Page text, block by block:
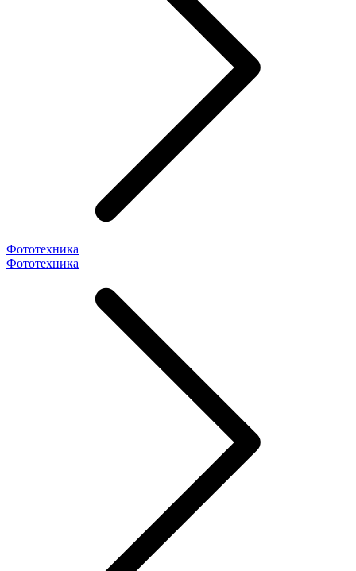
Фототехника
Фототехника